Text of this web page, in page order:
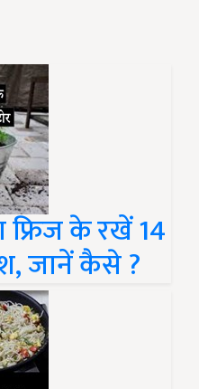
फ्रिज के रखें 14
जानें कैसे ?